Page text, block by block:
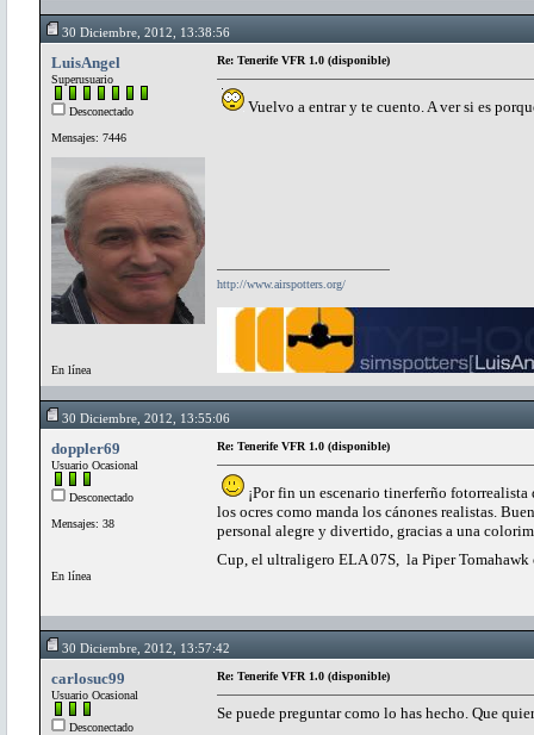
30 Diciembre, 2012, 13:38:56
LuisAngel
Superusuario
Desconectado
Mensajes: 7446
En línea
Re: Tenerife VFR 1.0 (disponible)
Vuelvo a entrar y te cuento. A ver si es
http://www.airspotters.org/
30 Diciembre, 2012, 13:55:06
doppler69
Usuario Ocasional
Desconectado
Mensajes: 38
En línea
Re: Tenerife VFR 1.0 (disponible)
¡Por fin un escenario tinerferño
los ocres como manda los cánones realistas.
personal alegre y divertido, gracias a una
Cup, el ultraligero ELA 07S, la Piper
30 Diciembre, 2012, 13:57:42
carlosuc99
Usuario Ocasional
Desconectado
Re: Tenerife VFR 1.0 (disponible)
Se puede preguntar como lo has hecho. Que